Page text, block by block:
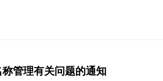
益慈善 实务文章 气候变化和绿色发
管理有关问题的通知